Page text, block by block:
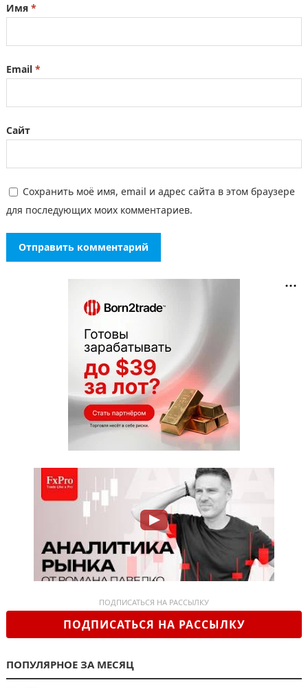
Имя *
Email *
Сайт
Сохранить моё имя, email и адрес сайта в этом браузере
для последующих моих комментариев.
ПОДПИСАТЬСЯ НА РАССЫЛКУ
ПОДПИСАТЬСЯ НА РАССЫЛКУ
ПОПУЛЯРНОЕ ЗА МЕСЯЦ